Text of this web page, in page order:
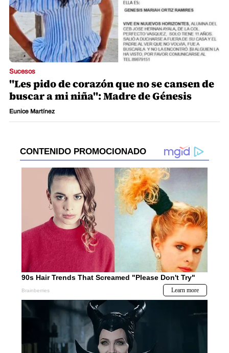
Sucesos
"Les pido de corazón que no se cansen de
buscar a mi niña": Madre de Génesis
Eunice Martínez